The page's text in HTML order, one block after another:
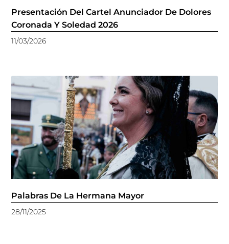
Presentación Del Cartel Anunciador De Dolores
Coronada Y Soledad 2026
11/03/2026
Palabras De La Hermana Mayor
28/11/2025